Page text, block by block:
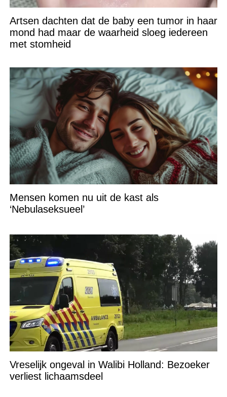
Artsen dachten dat de baby een tumor in haar
mond had maar de waarheid sloeg iedereen
met stomheid
Mensen komen nu uit de kast als
‘Nebulaseksueel’
Vreselijk ongeval in Walibi Holland: Bezoeker
verliest lichaamsdeel